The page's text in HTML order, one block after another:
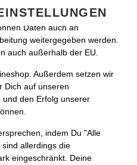
(XL)
unseres Webshops auch alles
Daten auch an
weitergegeben werden.
auch außerhalb der EU.
Außerdem setzen wir
Dich auf unseren
den Erfolg unserer
indem Du "Alle
allerdings die
eingeschränkt. Deine